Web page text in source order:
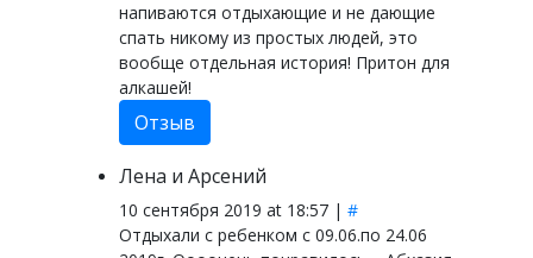
напиваются отдыхающие и не дающие
спать никому из простых людей, это
вообще отдельная история! Притон для
алкашей!
Отзыв
Лена и Арсений
10 сентября 2019 at 18:57 | #
Отдыхали с ребенком с 09.06.по 24.06